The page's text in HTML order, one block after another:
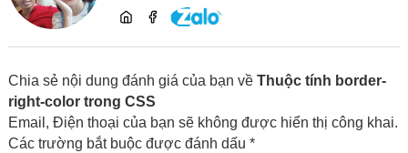
lĩnh vực phát triển website, SEO và chia sẻ
Chia sẻ nội dung đánh giá của bạn về Thuộc tính border-
right-color trong CSS
Email, Điện thoại của bạn sẽ không được hiển thị công khai.
Các trường bắt buộc được đánh dấu *